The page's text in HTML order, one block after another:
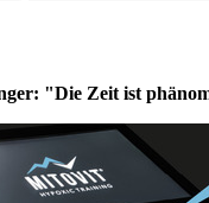
"Die Zeit ist